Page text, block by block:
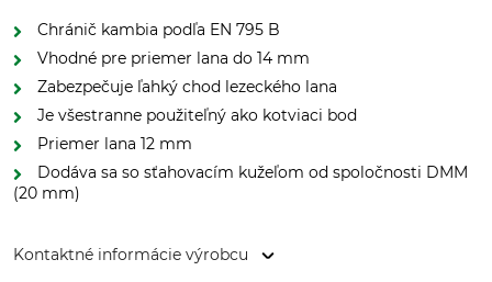
Chránič kambia podľa EN 795 B
Vhodné pre priemer lana do 14 mm
Zabezpečuje ľahký chod lezeckého lana
Je všestranne použiteľný ako kotviaci bod
Priemer lana 12 mm
Dodáva sa so sťahovacím kužeľom od spoločnosti DMM
(20 mm)
Kontaktné informácie výrobcu